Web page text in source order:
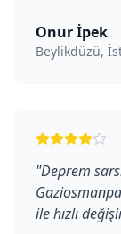
Onur İpek
Beylikdüzü,
"Deprem
ile hızlı